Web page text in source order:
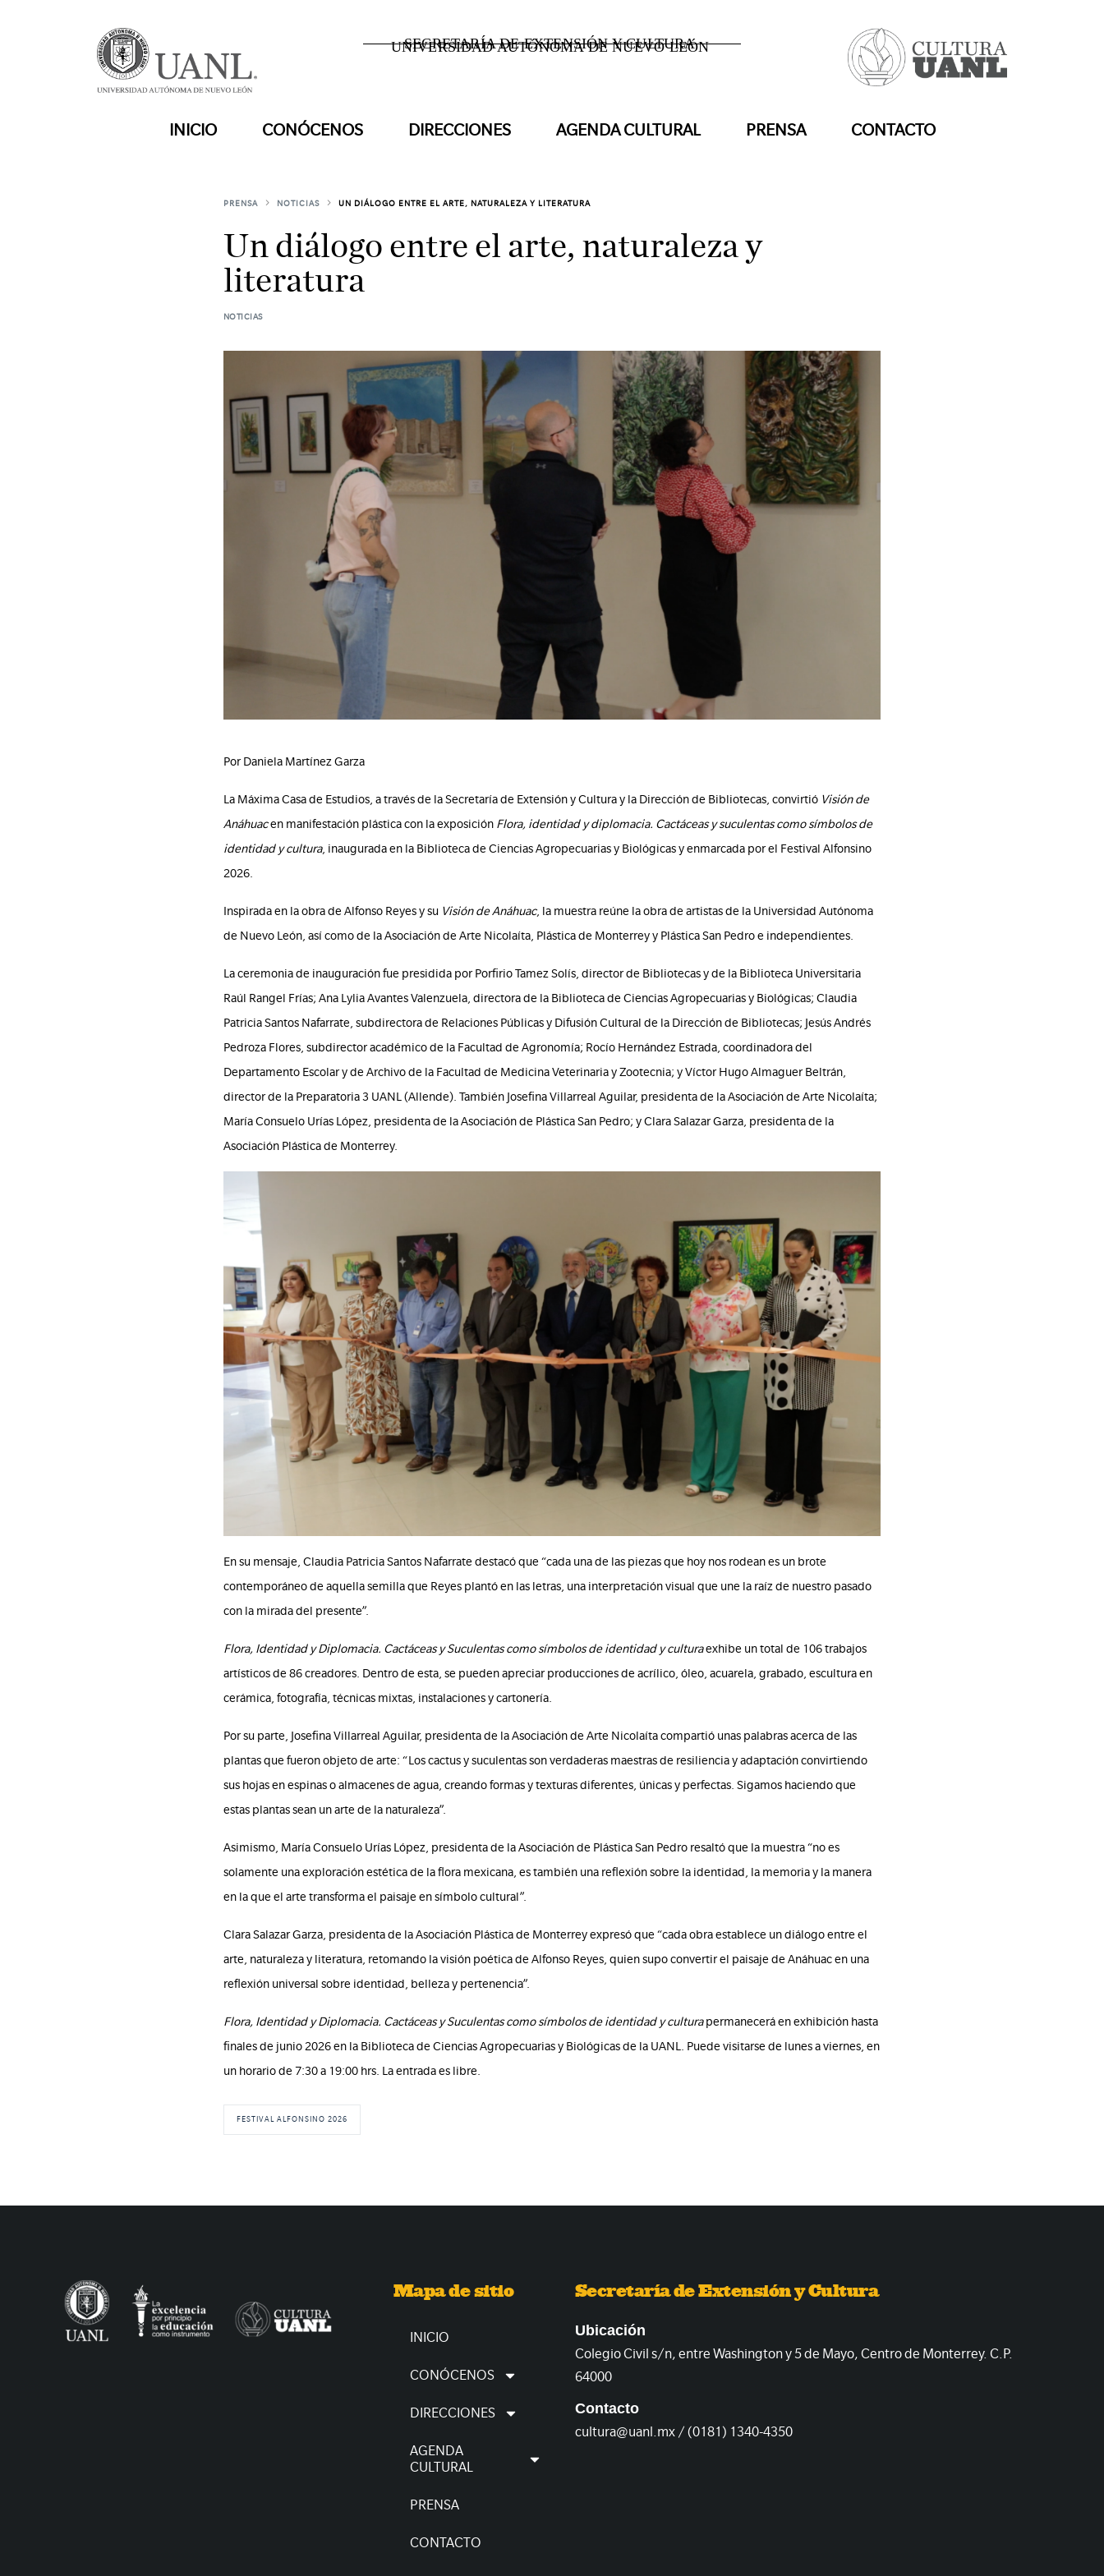
UNIVERSIDAD AUTÓNOMA DE NUEVO LEÓN
SECRETARÍA DE EXTENSIÓN Y CULTURA
INICIO CONÓCENOS DIRECCIONES AGENDA CULTURAL PRENSA CONTACTO
PRENSA NOTICIAS UN DIÁLOGO ENTRE EL ARTE, NATURALEZA Y LITERATURA
Un diálogo entre el arte, naturaleza y
literatura
NOTICIAS
Por Daniela Martínez Garza
La Máxima Casa de Estudios, a través de la Secretaría de Extensión y Cultura y la Dirección de Bibliotecas, convirtió Visión de
Anáhuacen manifestación plástica con la exposición Flora, identidad y diplomacia. Cactáceas y suculentas como símbolos de
identidad y cultura, inaugurada en la Biblioteca de Ciencias Agropecuarias y Biológicas y enmarcada por el Festival Alfonsino
2026.
Inspirada en la obra de Alfonso Reyes y su Visión de Anáhuac, la muestra reúne la obra de artistas de la Universidad Autónoma
de Nuevo León, así como de la Asociación de Arte Nicolaíta, Plástica de Monterrey y Plástica San Pedro e independientes.
La ceremonia de inauguración fue presidida por Porfirio Tamez Solís, director de Bibliotecas y de la Biblioteca Universitaria
Raúl Rangel Frías; Ana Lylia Avantes Valenzuela, directora de la Biblioteca de Ciencias Agropecuarias y Biológicas; Claudia
Patricia Santos Nafarrate, subdirectora de Relaciones Públicas y Difusión Cultural de la Dirección de Bibliotecas; Jesús Andrés
Pedroza Flores, subdirector académico de la Facultad de Agronomía; Rocío Hernández Estrada, coordinadora del
Departamento Escolar y de Archivo de la Facultad de Medicina Veterinaria y Zootecnia; y Víctor Hugo Almaguer Beltrán,
director de la Preparatoria 3 UANL (Allende). También Josefina Villarreal Aguilar, presidenta de la Asociación de Arte Nicolaíta;
María Consuelo Urías López, presidenta de la Asociación de Plástica San Pedro; y Clara Salazar Garza, presidenta de la
Asociación Plástica de Monterrey.
En su mensaje, Claudia Patricia Santos Nafarrate destacó que “cada una de las piezas que hoy nos rodean es un brote
contemporáneo de aquella semilla que Reyes plantó en las letras, una interpretación visual que une la raíz de nuestro pasado
con la mirada del presente”.
Flora, Identidad y Diplomacia. Cactáceas y Suculentas como símbolos de identidad y culturaexhibe un total de 106 trabajos
artísticos de 86 creadores. Dentro de esta, se pueden apreciar producciones de acrílico, óleo, acuarela, grabado, escultura en
cerámica, fotografía, técnicas mixtas, instalaciones y cartonería.
Por su parte, Josefina Villarreal Aguilar, presidenta de la Asociación de Arte Nicolaíta compartió unas palabras acerca de las
plantas que fueron objeto de arte: “Los cactus y suculentas son verdaderas maestras de resiliencia y adaptación convirtiendo
sus hojas en espinas o almacenes de agua, creando formas y texturas diferentes, únicas y perfectas. Sigamos haciendo que
estas plantas sean un arte de la naturaleza”.
Asimismo, María Consuelo Urías López, presidenta de la Asociación de Plástica San Pedro resaltó que la muestra “no es
solamente una exploración estética de la flora mexicana, es también una reflexión sobre la identidad, la memoria y la manera
en la que el arte transforma el paisaje en símbolo cultural”.
Clara Salazar Garza, presidenta de la Asociación Plástica de Monterrey expresó que “cada obra establece un diálogo entre el
arte, naturaleza y literatura, retomando la visión poética de Alfonso Reyes, quien supo convertir el paisaje de Anáhuac en una
reflexión universal sobre identidad, belleza y pertenencia”.
Flora, Identidad y Diplomacia. Cactáceas y Suculentas como símbolos de identidad y culturapermanecerá en exhibición hasta
finales de junio 2026 en la Biblioteca de Ciencias Agropecuarias y Biológicas de la UANL. Puede visitarse de lunes a viernes, en
un horario de 7:30 a 19:00 hrs. La entrada es libre.
FESTIVAL ALFONSINO 2026
Mapa de sitio
INICIO
CONÓCENOS
DIRECCIONES
AGENDA
CULTURAL
PRENSA
CONTACTO
Secretaría de Extensión y Cultura
Ubicación
Colegio Civil s/n, entre Washington y 5 de Mayo, Centro de Monterrey. C.P.
64000
Contacto
cultura@uanl.mx / (0181) 1340-4350